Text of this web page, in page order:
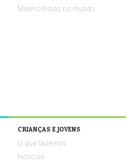
Misericórdias no mundo
CRIANÇAS E JOVENS
O que fazemos
Notícias